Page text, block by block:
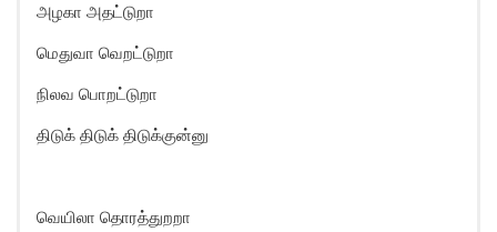
அழகா அதட்டுறா
மெதுவா வெறட்டுறா
நிலவ பொறட்டுறா
திடுக் திடுக் திடுக்குன்னு
வெயிலா தொரத்துறறா